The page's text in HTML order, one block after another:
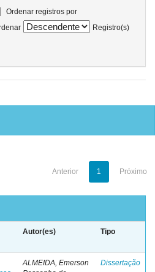
Ordenar registros por
Registro(s)
Anterior 1 Próximo
Autor(es) Tipo
ALMEIDA, Emerson
Dissertação